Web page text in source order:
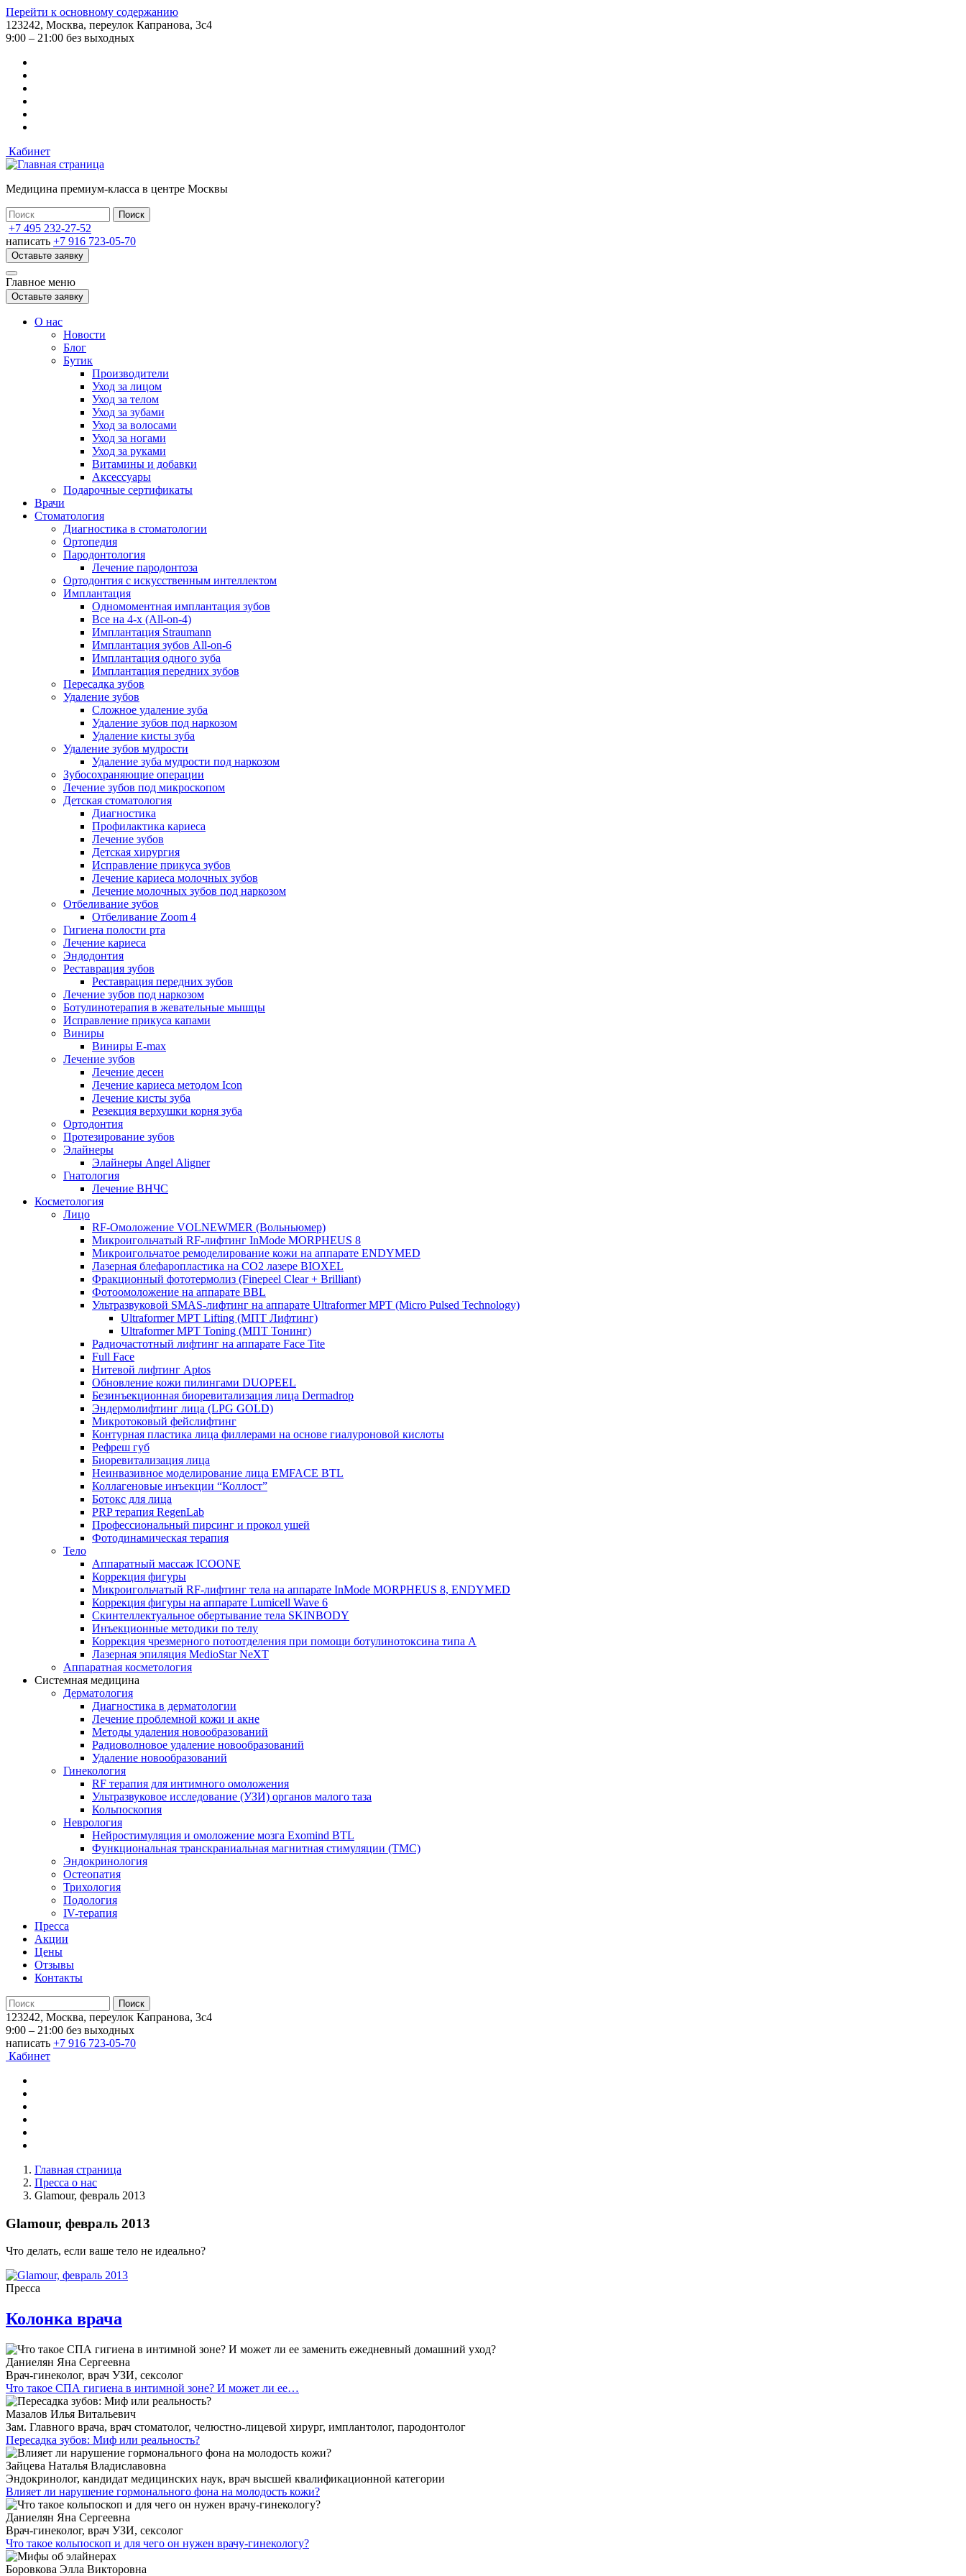
Перейти к основному содержанию
123242, Москва, переулок Капранова, 3с4
9:00 – 21:00 без выходных
Кабинет
Медицина премиум-класса в центре Москвы
+7 495 232-27-52
написать +7 916 723-05-70
Оставьте заявку
Главное меню
Оставьте заявку
О нас
Новости
Блог
Бутик
Производители
Уход за лицом
Уход за телом
Уход за зубами
Уход за волосами
Уход за ногами
Уход за руками
Витамины и добавки
Аксессуары
Подарочные сертификаты
Врачи
Стоматология
Диагностика в стоматологии
Ортопедия
Пародонтология
Лечение пародонтоза
Ортодонтия с искусственным интеллектом
Имплантация
Одномоментная имплантация зубов
Все на 4-х (All-on-4)
Имплантация Straumann
Имплантация зубов All-on-6
Имплантация одного зуба
Имплантация передних зубов
Пересадка зубов
Удаление зубов
Сложное удаление зуба
Удаление зубов под наркозом
Удаление кисты зуба
Удаление зубов мудрости
Удаление зуба мудрости под наркозом
Зубосохраняющие операции
Лечение зубов под микроскопом
Детская стоматология
Диагностика
Профилактика кариеса
Лечение зубов
Детская хирургия
Исправление прикуса зубов
Лечение кариеса молочных зубов
Лечение молочных зубов под наркозом
Отбеливание зубов
Отбеливание Zoom 4
Гигиена полости рта
Лечение кариеса
Эндодонтия
Реставрация зубов
Реставрация передних зубов
Лечение зубов под наркозом
Ботулинотерапия в жевательные мышцы
Исправление прикуса капами
Виниры
Виниры E-max
Лечение зубов
Лечение десен
Лечение кариеса методом Icon
Лечение кисты зуба
Резекция верхушки корня зуба
Ортодонтия
Протезирование зубов
Элайнеры
Элайнеры Angel Aligner
Гнатология
Лечение ВНЧС
Косметология
Лицо
RF-Омоложение VOLNEWMER (Вольньюмер)
Микроигольчатый RF-лифтинг InMode MORPHEUS 8
Микроигольчатое ремоделирование кожи на аппарате ENDYMED
Лазерная блефаропластика на CO2 лазере BIOXEL
Фракционный фототермолиз (Finepeel Clear + Brilliant)
Фотоомоложение на аппарате BBL
Ультразвуковой SMAS-лифтинг на аппарате Ultraformer MPT (Micro Pulsed Technology)
Ultraformer MPT Lifting (МПТ Лифтинг)
Ultraformer MPT Toning (МПТ Тонинг)
Радиочастотный лифтинг на аппарате Face Tite
Full Face
Нитевой лифтинг Aptos
Обновление кожи пилингами DUOPEEL
Безинъекционная биоревитализация лица Dermadrop
Эндермолифтинг лица (LPG GOLD)
Микротоковый фейслифтинг
Контурная пластика лица филлерами на основе гиалуроновой кислоты
Рефреш губ
Биоревитализация лица
Неинвазивное моделирование лица EMFACE BTL
Коллагеновые инъекции “Коллост”
Ботокс для лица
PRP терапия RegenLab
Профессиональный пирсинг и прокол ушей
Фотодинамическая терапия
Тело
Аппаратный массаж ICOONE
Коррекция фигуры
Микроигольчатый RF-лифтинг тела на аппарате InMode MORPHEUS 8, ENDYMED
Коррекция фигуры на аппарате Lumicell Wave 6
Скинтеллектуальное обертывание тела SKINBODY
Инъекционные методики по телу
Коррекция чрезмерного потоотделения при помощи ботулинотоксина типа А
Лазерная эпиляция MedioStar NeXT
Аппаратная косметология
Системная медицина
Дерматология
Диагностика в дерматологии
Лечение проблемной кожи и акне
Методы удаления новообразований
Радиоволновое удаление новообразований
Удаление новообразований
Гинекология
RF терапия для интимного омоложения
Ультразвуковое исследование (УЗИ) органов малого таза
Кольпоскопия
Неврология
Нейростимуляция и омоложение мозга Exomind BTL
Функциональная транскраниальная магнитная стимуляции (ТМС)
Эндокринология
Остеопатия
Трихология
Подология
IV-терапия
Пресса
Акции
Цены
Отзывы
Контакты
123242, Москва, переулок Капранова, 3с4
9:00 – 21:00 без выходных
написать +7 916 723-05-70
Кабинет
Главная страница
Пресса о нас
Glamour, февраль 2013
Glamour, февраль 2013
Что делать, если ваше тело не идеально?
Пресса
Колонка врача
Даниелян Яна Сергеевна
Врач-гинеколог, врач УЗИ, сексолог
Что такое СПА гигиена в интимной зоне? И может ли ее…
Мазалов Илья Витальевич
Зам. Главного врача, врач стоматолог, челюстно-лицевой хирург, имплантолог, пародонтолог
Пересадка зубов: Миф или реальность?
Зайцева Наталья Владиславовна
Эндокринолог, кандидат медицинских наук, врач высшей квалификационной категории
Влияет ли нарушение гормонального фона на молодость кожи?
Даниелян Яна Сергеевна
Врач-гинеколог, врач УЗИ, сексолог
Что такое кольпоскоп и для чего он нужен врачу-гинекологу?
Боровкова Элла Викторовна